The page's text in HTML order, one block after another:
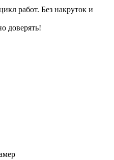
работ. Без накруток и
доверять!